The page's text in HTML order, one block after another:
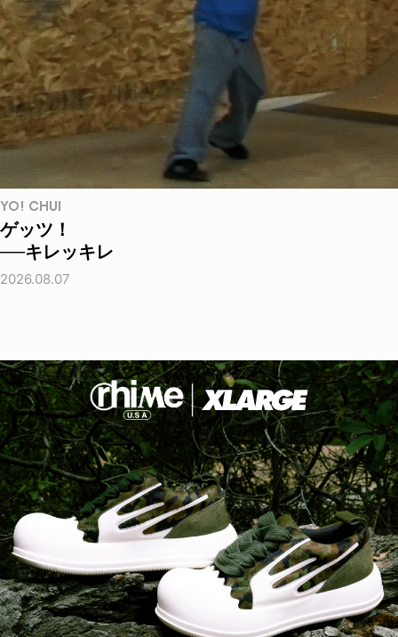
YO! CHUI
ゲッツ！
──キレッキレ
2026.08.07